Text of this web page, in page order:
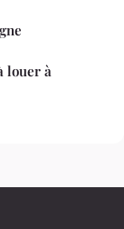
louer à